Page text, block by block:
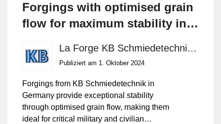
Forgings with optimised grain
flow for maximum stability in
La Forge KB Schmiedetechnik GmbH
Publiziert am 1. Oktober 2024
Forgings from KB Schmiedetechnik in
Germany provide exceptional stability
through optimised grain flow, making them
ideal for critical military and civilian